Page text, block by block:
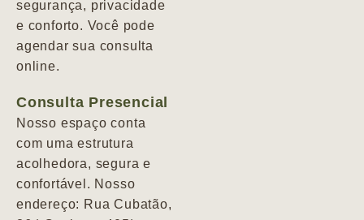
segurança, privacidade
e conforto. Você pode
agendar sua consulta
online.
Consulta Presencial
Nosso espaço conta
com uma estrutura
acolhedora, segura e
confortável. Nosso
endereço: Rua Cubatão,